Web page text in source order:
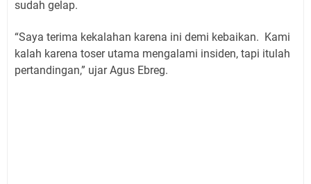
sudah gelap.
“Saya terima kekalahan karena ini demi kebaikan. Kami
kalah karena toser utama mengalami insiden, tapi itulah
pertandingan,” ujar Agus Ebreg.